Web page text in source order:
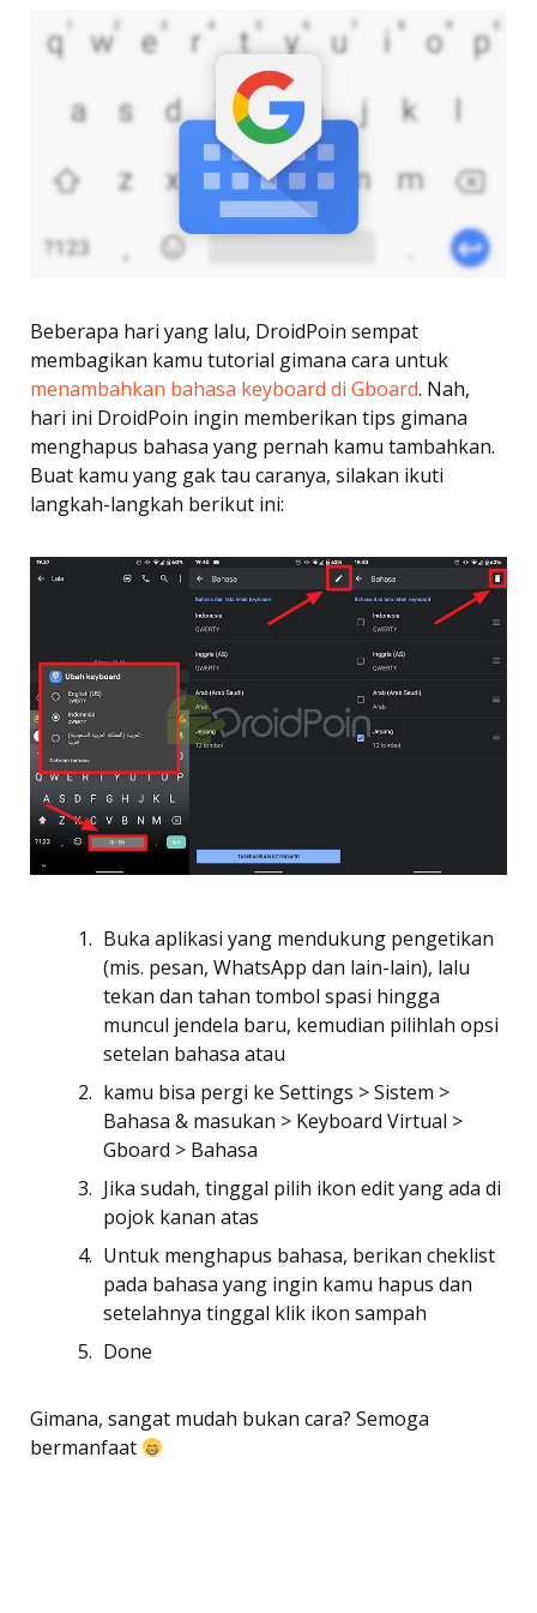
Beberapa hari yang lalu, DroidPoin sempat
membagikan kamu tutorial gimana cara untuk
menambahkan bahasa keyboard di Gboard. Nah,
hari ini DroidPoin ingin memberikan tips gimana
menghapus bahasa yang pernah kamu tambahkan.
Buat kamu yang gak tau caranya, silakan ikuti
langkah-langkah berikut ini:
Buka aplikasi yang mendukung pengetikan
(mis. pesan, WhatsApp dan lain-lain), lalu
tekan dan tahan tombol spasi hingga
muncul jendela baru, kemudian pilihlah opsi
setelan bahasa atau
kamu bisa pergi ke Settings > Sistem >
Bahasa & masukan > Keyboard Virtual >
Gboard > Bahasa
Jika sudah, tinggal pilih ikon edit yang ada di
pojok kanan atas
Untuk menghapus bahasa, berikan cheklist
pada bahasa yang ingin kamu hapus dan
setelahnya tinggal klik ikon sampah
Done
Gimana, sangat mudah bukan cara? Semoga
bermanfaat